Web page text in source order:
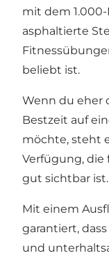
mit dem
asphaltierte
beliebt ist.
Wenn du eher
Bestzeit auf
möchte, steht
Verfügung, die
gut sichtbar ist.
Mit einem
garantiert,
und